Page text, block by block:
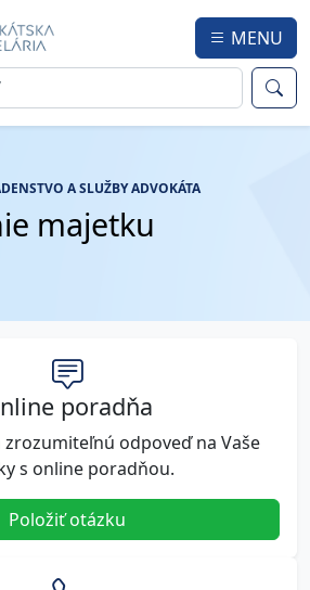
MENU
A SLUŽBY ADVOKÁTA
majetku
poradňa
zrozumiteľnú odpoveď na Vaše
s online poradňou.
Položiť otázku